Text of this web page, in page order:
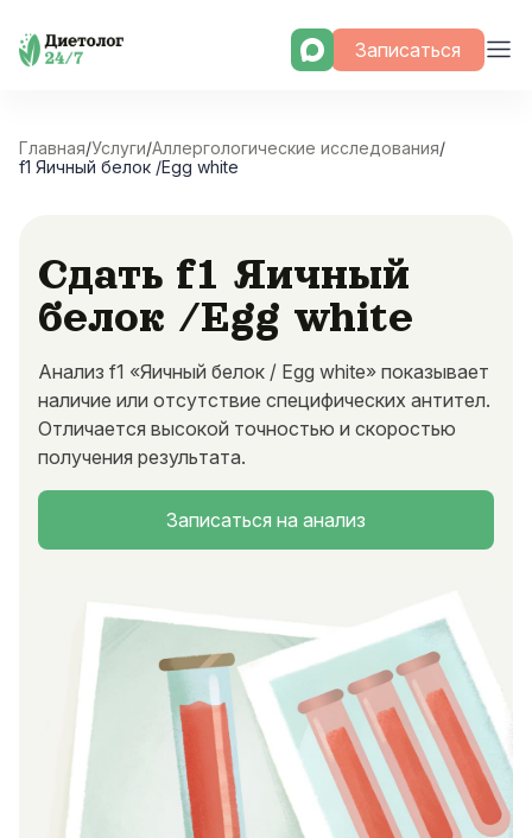
Skip
Записаться
Главная/Услуги/Аллергологические исследования/
f1 Яичный белок /Egg white
Сдать f1 Яичный
белок /Egg white
Анализ f1 «Яичный белок / Egg white» показывает
наличие или отсутствие специфических антител.
Отличается высокой точностью и скоростью
получения результата.
Записаться на анализ